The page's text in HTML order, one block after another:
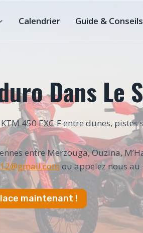
Calendrier Guide & Conseils
Dans Le
450 EXC-F entre dunes, pistes
entre Merzouga, Ouzina,
ou appelez nous au
maintenant !